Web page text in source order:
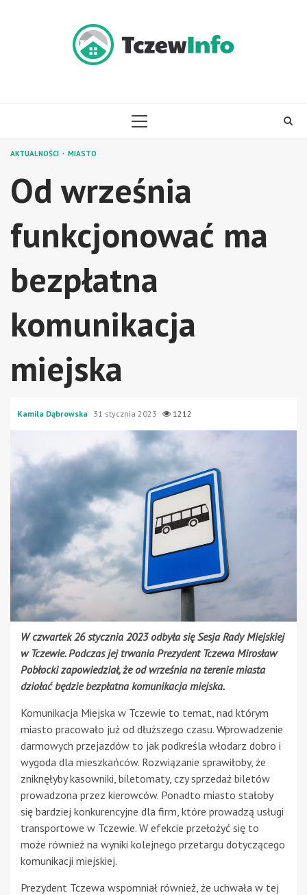
PRIMARY
AKTUALNOŚCI MIASTO
Od września
funkcjonować ma
bezpłatna
komunikacja
miejska
Kamila Dąbrowska 31 stycznia 2023 1212
W czwartek 26 stycznia 2023 odbyła się Sesja Rady Miejskiej
w Tczewie. Podczas jej trwania Prezydent Tczewa Mirosław
Pobłocki zapowiedział, że od września na terenie miasta
działać będzie bezpłatna komunikacja miejska.
Komunikacja Miejska w Tczewie to temat, nad którym
miasto pracowało już od dłuższego czasu. Wprowadzenie
darmowych przejazdów to jak podkreśla włodarz dobro i
wygoda dla mieszkańców. Rozwiązanie sprawiłoby, że
zniknęłyby kasowniki, biletomaty, czy sprzedaż biletów
prowadzona przez kierowców. Ponadto miasto stałoby
się bardziej konkurencyjne dla firm, które prowadzą usługi
transportowe w Tczewie. W efekcie przełożyć się to
może również na wyniki kolejnego przetargu dotyczącego
komunikacji miejskiej.
Prezydent Tczewa wspomniał również, że uchwała w tej